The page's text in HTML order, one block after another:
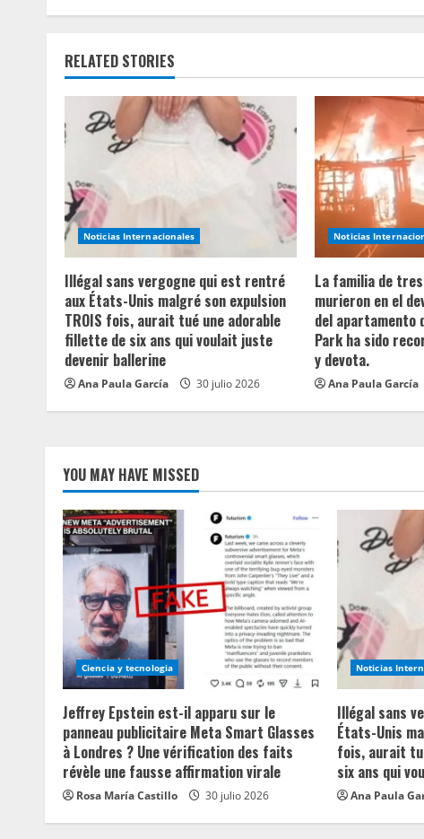
i
n
u
e
R
e
a
d
i
n
g
RELATED STORIES
Noticias Internacionales
Illégal sans vergogne qui est rentré
aux États-Unis malgré son expulsion
TROIS fois, aurait tué une adorable
fillette de six ans qui voulait juste
devenir ballerine
Ana Paula García 30 julio 2026
Noticias
La familia de
murieron en el
del apartamento
Park ha sido
y devota.
Ana Paula García
YOU MAY HAVE MISSED
Ciencia y tecnologia
Jeffrey Epstein est-il apparu sur le
panneau publicitaire Meta Smart Glasses
à Londres ? Une vérification des faits
révèle une fausse affirmation virale
Rosa María Castillo 30 julio 2026
Noticias
Illégal sans
États-Unis
fois, aurait
six ans qui
Ana Paula